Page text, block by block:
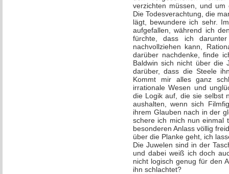
verzichten müssen, und
Die Todesverachtung, die
lägt, bewundere ich sehr.
aufgefallen, während ich
fürchte, dass ich
nachvollziehen kann,
darüber nachdenke, finde
Baldwin sich nicht über die
darüber, dass die Steele
Kommt mir alles ganz
irrationale Wesen und
die Logik auf, die sie selbst
aushalten, wenn sich
ihrem Glauben nach in der
schere ich mich nun einmal
besonderen Anlass völlig
über die Planke geht, ich
Die Juwelen sind in der
und dabei weiß ich doch
nicht logisch genug für den
ihn schlachtet?